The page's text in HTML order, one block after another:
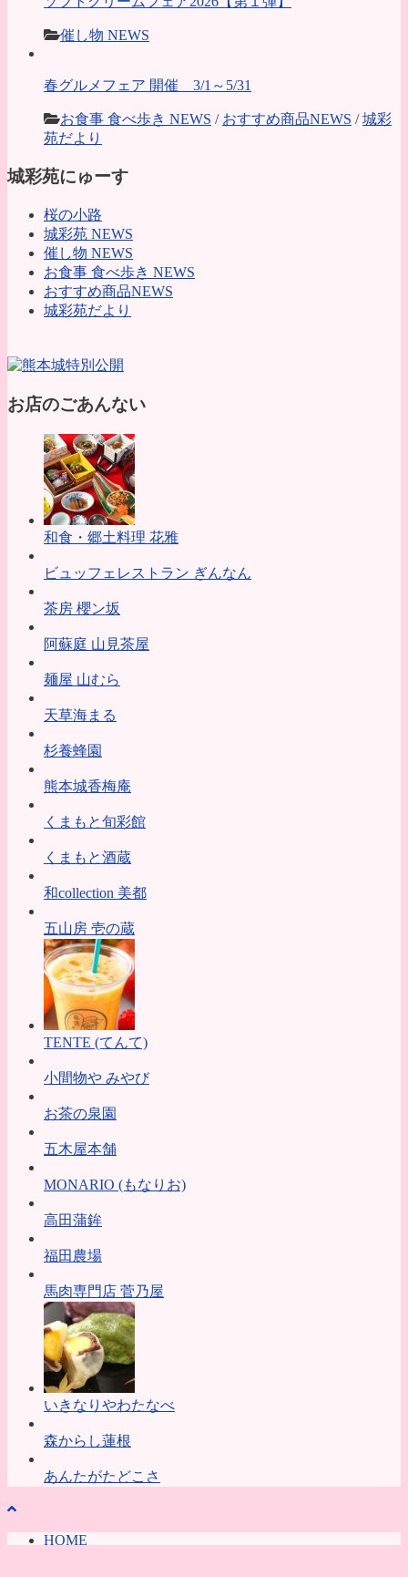
催し物 NEWS
春グルメフェア 開催 3/1～5/31
お食事 食べ歩き NEWS / おすすめ商品NEWS /城彩
苑だより
城彩苑にゅーす
桜の小路
城彩苑 NEWS
催し物 NEWS
お食事 食べ歩き NEWS
おすすめ商品NEWS
城彩苑だより
お店のごあんない
和食・郷土料理 花雅
ビュッフェレストラン ぎんなん
茶房 櫻ン坂
阿蘇庭 山見茶屋
麺屋 山むら
天草海まる
杉養蜂園
熊本城香梅庵
くまもと旬彩館
くまもと酒蔵
和collection 美都
五山房 壱の蔵
TENTE (てんて)
小間物や みやび
お茶の泉園
五木屋本舗
MONARIO (もなりお)
高田蒲鉾
福田農場
馬肉専門店 菅乃屋
いきなりやわたなべ
森からし蓮根
あんたがたどこさ
HOME